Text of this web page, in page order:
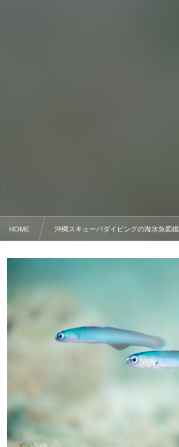
HOME 沖縄スキューバダイビングの海水魚図鑑